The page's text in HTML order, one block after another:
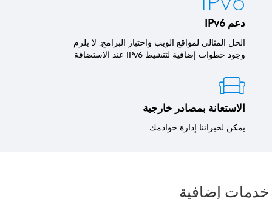
دعم IPv6
الحل المثالي لمواقع الويب واختبار البرامج. لا يلزم
وجود خطوات إضافية لتنشيط IPv6 عند الاستضافة
الاستعانة بمصادر خارجية
يمكن لخبرائنا إدارة خوادمك
خدمات إضافية